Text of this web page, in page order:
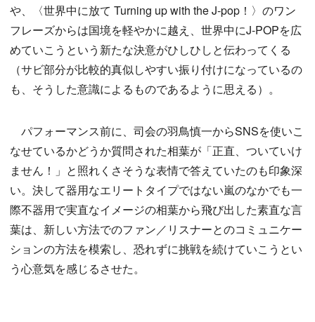
や、〈世界中に放て Turning up with the J-pop！〉のワン
フレーズからは国境を軽やかに越え、世界中にJ-POPを広
めていこうという新たな決意がひしひしと伝わってくる
（サビ部分が比較的真似しやすい振り付けになっているの
も、そうした意識によるものであるように思える）。
パフォーマンス前に、司会の羽鳥慎一からSNSを使いこ
なせているかどうか質問された相葉が「正直、ついていけ
ません！」と照れくさそうな表情で答えていたのも印象深
い。決して器用なエリートタイプではない嵐のなかでも一
際不器用で実直なイメージの相葉から飛び出した素直な言
葉は、新しい方法でのファン／リスナーとのコミュニケー
ションの方法を模索し、恐れずに挑戦を続けていこうとい
う心意気を感じるさせた。